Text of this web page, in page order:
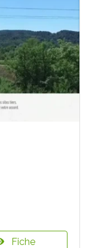
Fiche